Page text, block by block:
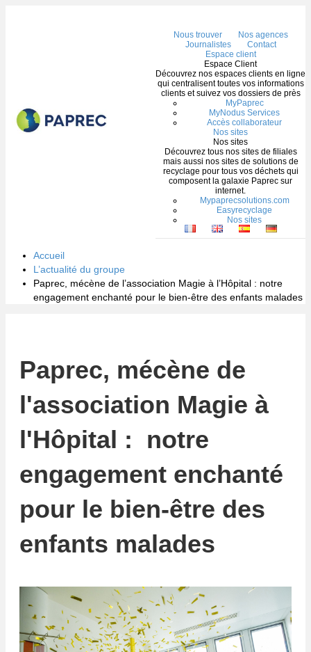
Nous trouver
Nos agences
Journalistes
Contact
Espace client
Espace Client
Découvrez nos espaces clients en ligne
qui centralisent toutes vos informations
clients et suivez vos dossiers de près
MyPaprec
MyNodus Services
Accès collaborateur
Nos sites
Nos sites
Découvrez tous nos sites de filiales
mais aussi nos sites de solutions de
recyclage pour tous vos déchets qui
composent la galaxie Paprec sur
internet.
Mypaprecsolutions.com
Easyrecyclage
Nos sites
Accueil
L’actualité du groupe
Paprec, mécène de l’association Magie à l’Hôpital : notre
engagement enchanté pour le bien-être des enfants malades
Paprec, mécène de
l'association Magie à
l'Hôpital : notre
engagement enchanté
pour le bien-être des
enfants malades